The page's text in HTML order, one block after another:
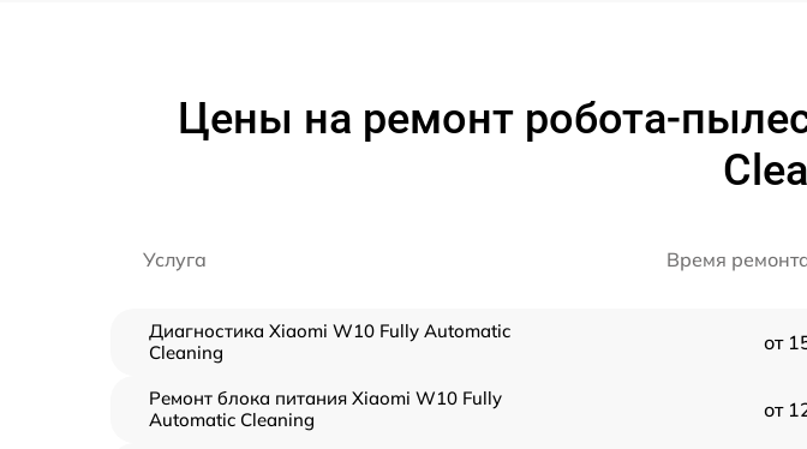
Цены на ремонт робота-
Услуга Время
Диагностика Xiaomi W10 Fully Automatic
Cleaning
от
Ремонт блока питания Xiaomi W10 Fully
Automatic Cleaning
от